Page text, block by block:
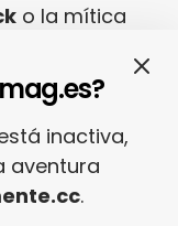
o la mítica
.
se han
gracias a la
inactiva,
aventura
.